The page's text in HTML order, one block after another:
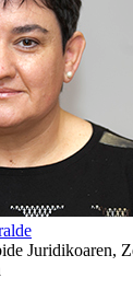
Juridikoaren,